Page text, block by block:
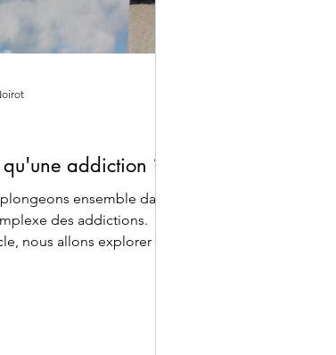
addiction ?
ensemble dans
des addictions.
nous allons explorer en